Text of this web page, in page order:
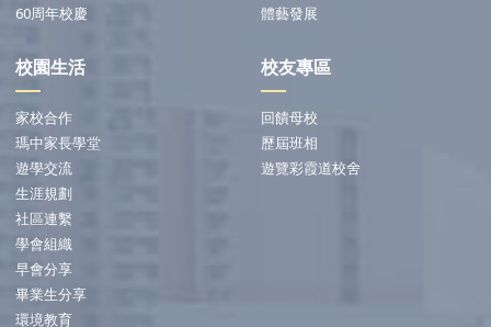
60周年校慶
體藝發展
校園生活
家校合作
瑪中家長學堂
遊學交流
生涯規劃
社區連繫
學會組織
早會分享
畢業生分享
環境教育
校友專區
回饋母校
歷屆班相
遊覽彩霞道校舍